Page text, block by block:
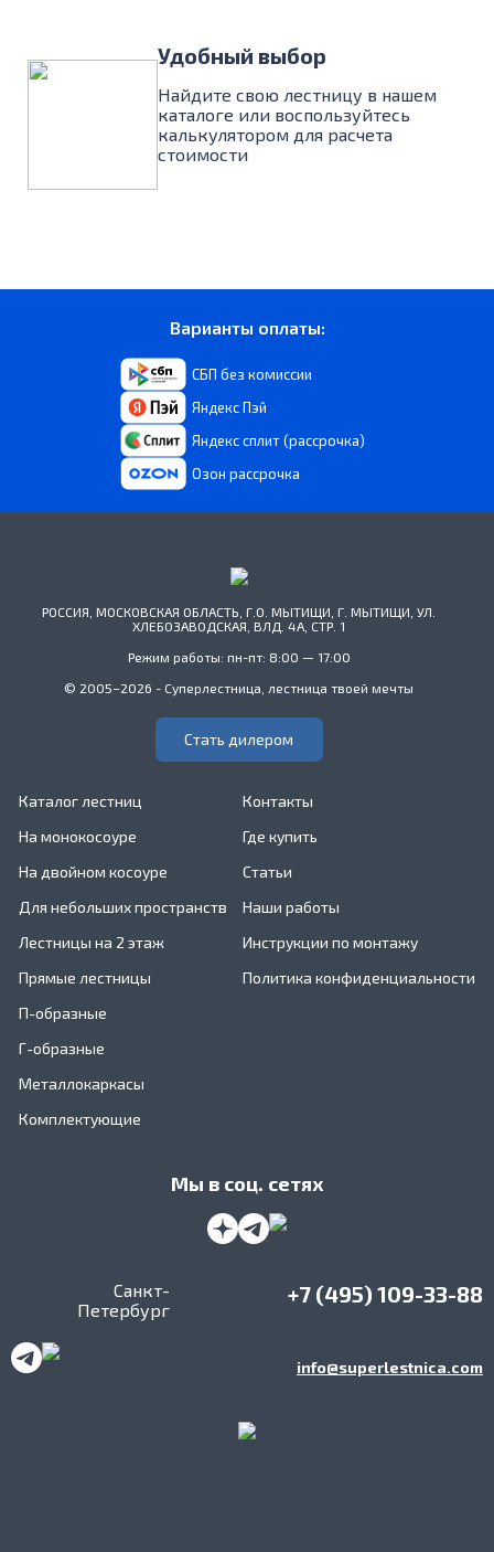
Удобный выбор
Найдите свою лестницу в нашем
каталоге или воспользуйтесь
калькулятором для расчета
стоимости
Варианты оплаты:
СБП без комиссии
Яндекс Пэй
Яндекс сплит (рассрочка)
Озон рассрочка
РОССИЯ, МОСКОВСКАЯ ОБЛАСТЬ, Г.О. МЫТИЩИ, Г. МЫТИЩИ, УЛ.
ХЛЕБОЗАВОДСКАЯ, ВЛД. 4А, СТР. 1
Режим работы: пн-пт: 8:00 — 17:00
© 2005–2026 - Суперлестница, лестница твоей мечты
Стать дилером
Каталог лестниц
На монокосоуре
На двойном косоуре
Для небольших пространств
Лестницы на 2 этаж
Прямые лестницы
П-образные
Г-образные
Металлокаркасы
Комплектующие
Контакты
Где купить
Статьи
Наши работы
Инструкции по монтажу
Политика конфиденциальности
Мы в соц. сетях
Санкт-
Петербург
+7 (495) 109-33-88
info@superlestnica.com